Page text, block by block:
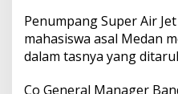
n
k
n
Penumpang Super Air
mahasiswa asal Medan
dalam tasnya yang
Co General Manager